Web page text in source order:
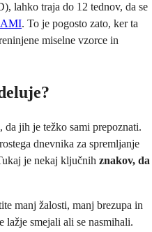
lahko traja do 12 tednov, da se
. To je pogosto zato, ker ta
miselne vzorce in
da jih je težko sami prepoznati.
dnevnika za spremljanje
je nekaj ključnih znakov, da
manj žalosti, manj brezupa in
lažje smejali ali se nasmihali.